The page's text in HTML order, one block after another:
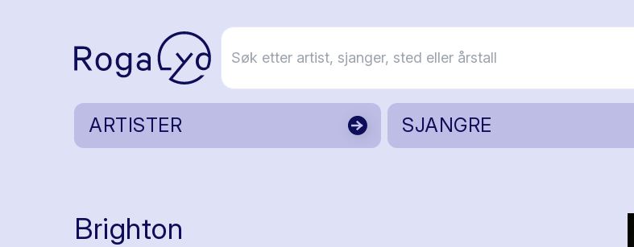
ARTISTER SJANGRE
Brighton